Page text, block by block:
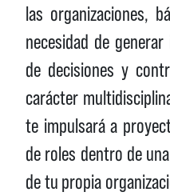
las organizaciones,
necesidad de
de decisiones y
carácter
te impulsará a
de roles dentro de
de tu propia